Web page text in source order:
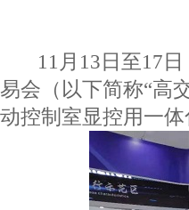
11月13日至17日
易会（以下简称“高
动控制室显控用一体